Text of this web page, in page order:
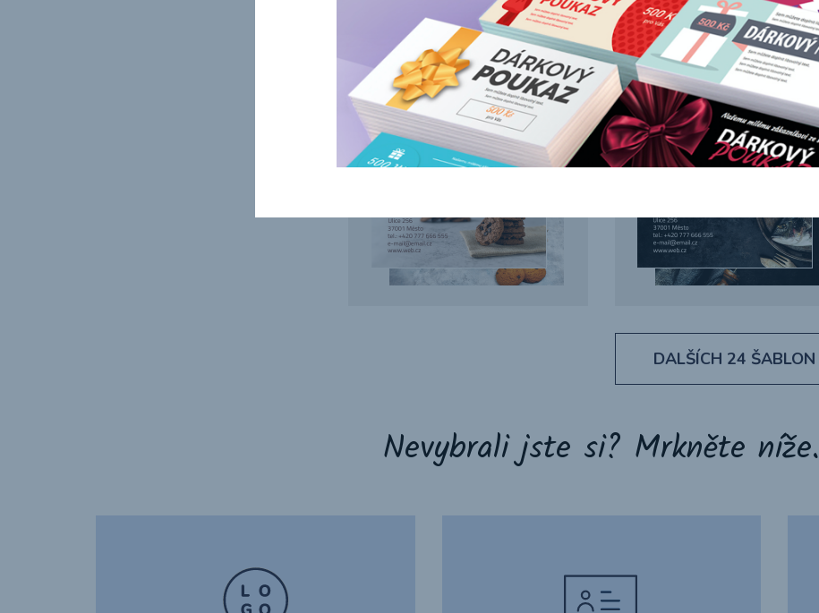
Sušenka Ryba
DALŠÍCH 24 ŠABLON
Nevybrali jste si? Mrkněte níže.